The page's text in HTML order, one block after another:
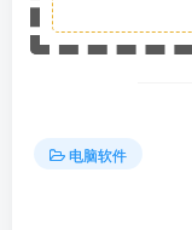
电脑软件